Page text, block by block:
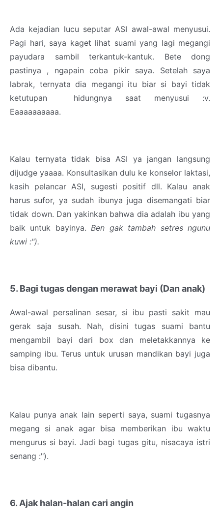
Ada kejadian lucu seputar ASI awal-awal menyusui.
Pagi hari, saya kaget lihat suami yang lagi megangi
payudara sambil terkantuk-kantuk. Bete dong
pastinya , ngapain coba pikir saya. Setelah saya
labrak, ternyata dia megangi itu biar si bayi tidak
ketutupan hidungnya saat menyusui :v.
Eaaaaaaaaaa.
Kalau ternyata tidak bisa ASI ya jangan langsung
dijudge yaaaa. Konsultasikan dulu ke konselor laktasi,
kasih pelancar ASI, sugesti positif dll. Kalau anak
harus sufor, ya sudah ibunya juga disemangati biar
tidak down. Dan yakinkan bahwa dia adalah ibu yang
baik untuk bayinya. Ben gak tambah setres ngunu
kuwi :").
5. Bagi tugas dengan merawat bayi (Dan anak)
Awal-awal persalinan sesar, si ibu pasti sakit mau
gerak saja susah. Nah, disini tugas suami bantu
mengambil bayi dari box dan meletakkannya ke
samping ibu. Terus untuk urusan mandikan bayi juga
bisa dibantu.
Kalau punya anak lain seperti saya, suami tugasnya
megang si anak agar bisa memberikan ibu waktu
mengurus si bayi. Jadi bagi tugas gitu, nisacaya istri
senang :").
6. Ajak halan-halan cari angin